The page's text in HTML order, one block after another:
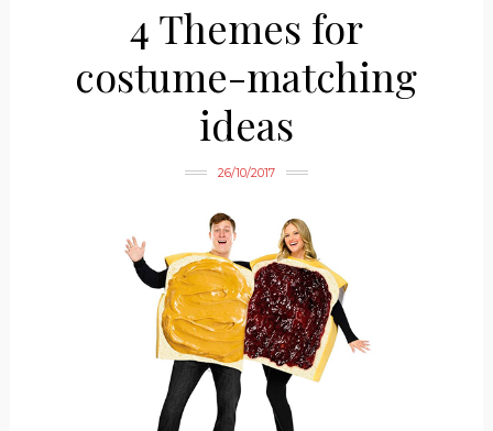
4 Themes for
costume-matching
ideas
26/10/2017